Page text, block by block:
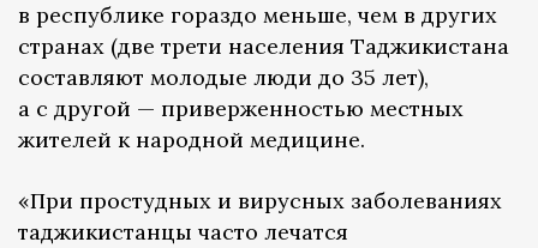
в республике гораздо меньше, чем в других
странах (две трети населения Таджикистана
составляют молодые люди до 35 лет),
а с другой — приверженностью местных
жителей к народной медицине.
«При простудных и вирусных заболеваниях
таджикистанцы часто лечатся